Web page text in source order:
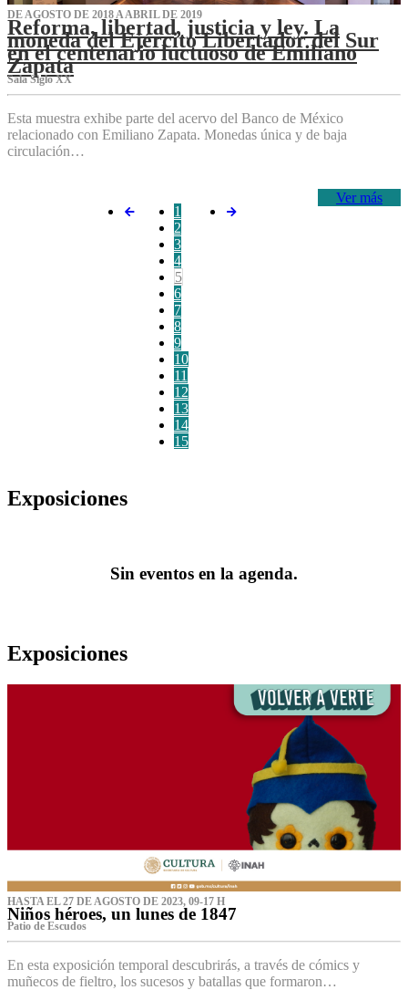
DE AGOSTO DE 2018 A ABRIL DE 2019
Reforma, libertad, justicia y ley. La
moneda del Ejército Libertador del Sur
en el centenario luctuoso de Emiliano
Zapata
Sala Siglo XX
Esta muestra exhibe parte del acervo del Banco de México
relacionado con Emiliano Zapata. Monedas única y de baja
circulación…
Ver más
1
2
3
4
5
6
7
8
9
10
11
12
13
14
15
Exposiciones
Sin eventos en la agenda.
Exposiciones
HASTA EL 27 DE AGOSTO DE 2023, 09-17 H
Niños héroes, un lunes de 1847
Patio de Escudos
En esta exposición temporal descubrirás, a través de cómics y
muñecos de fieltro, los sucesos y batallas que formaron…